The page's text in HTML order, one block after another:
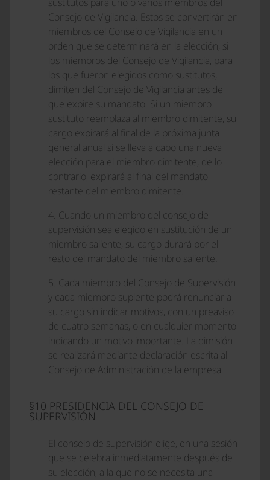
Consejo de Vigilancia. Estos se convertirán en
miembros del Consejo de Vigilancia en un
orden que se determinará en la elección, si
los miembros del Consejo de Vigilancia, para
los que fueron elegidos como sustitutos,
dimiten del Consejo de Vigilancia antes de
que expire su mandato. Si un miembro
sustituto reemplaza al miembro dimitente, su
cargo expirará al final de la próxima junta
general anual si se lleva a cabo una nueva
elección para el miembro dimitente, de lo
contrario, expirará al final del mandato
restante del miembro dimitente.
4. Cuando un miembro del consejo de
supervisión sea elegido en sustitución de un
miembro saliente, su cargo durará por el
resto del mandato del miembro saliente.
5. Cada miembro del Consejo de Supervisión
y cada miembro suplente podrá renunciar a
su cargo sin indicar motivos, con un preaviso
de cuatro semanas, o en cualquier momento
indicando un motivo importante. La dimisión
se realizará mediante declaración escrita al
Consejo de Administración de la empresa.
§10 PRESIDENCIA DEL CONSEJO DE
SUPERVISIÓN
El consejo de supervisión elige, en una sesión
que se celebra inmediatamente después de
su elección, a la que no se necesita una